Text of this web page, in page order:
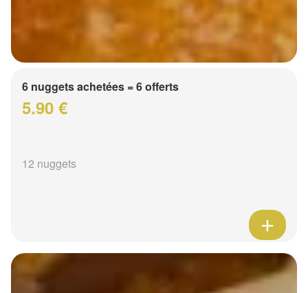
6 nuggets achetées = 6 offerts
5.90 €
12 nuggets